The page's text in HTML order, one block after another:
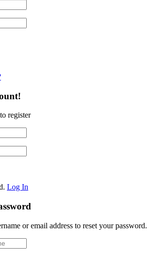
register
Log In
or email address to reset your password.